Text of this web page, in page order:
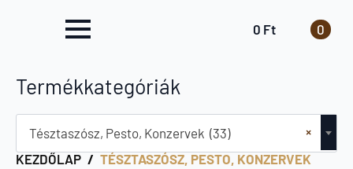
0 Ft 0
Termékkategóriák
×
Tésztaszósz, Pesto, Konzervek (33)
KEZDŐLAP
TÉSZTASZÓSZ, PESTO, KONZERVEK